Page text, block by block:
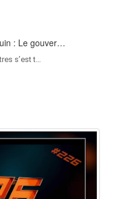
: Le gouver…
s’est t…